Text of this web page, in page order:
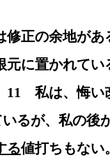
地がある
元に置かれて
11　私は、悔い
るが、私の後
る値打ちもない